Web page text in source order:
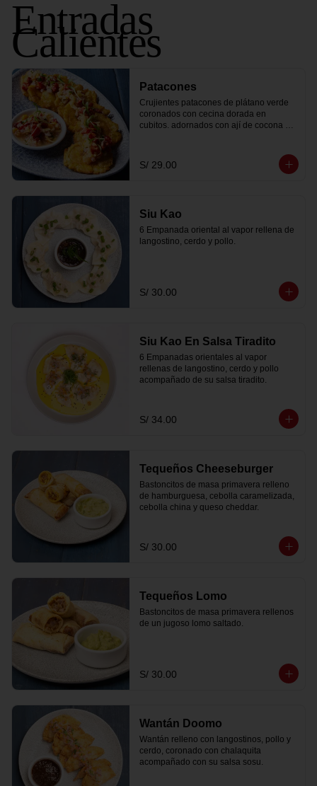
Entradas
Calientes
Patacones
Crujientes patacones de plátano verde
coronados con cecina dorada en
cubitos. adornados con ají de cocona
S/ 29.00
Siu Kao
6 Empanada oriental al vapor rellena de
langostino, cerdo y pollo.
S/ 30.00
Siu Kao En Salsa Tiradito
6 Empanadas orientales al vapor
rellenas de langostino, cerdo y pollo
acompañado de su salsa tiradito.
S/ 34.00
Tequeños Cheeseburger
Bastoncitos de masa primavera relleno
de hamburguesa, cebolla caramelizada,
cebolla china y queso cheddar.
S/ 30.00
Tequeños Lomo
Bastoncitos de masa primavera rellenos
de un jugoso lomo saltado.
S/ 30.00
Wantán Doomo
Wantán relleno con langostinos, pollo y
cerdo, coronado con chalaquita
acompañado con su salsa sosu.